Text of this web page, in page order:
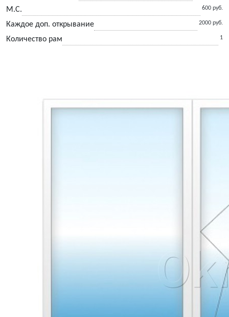
М.С. 600 руб.
Каждое доп. открывание 2000 руб.
Количество рам 1